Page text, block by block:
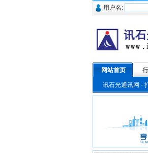
用户名:
网站首页
讯石光通讯网 -